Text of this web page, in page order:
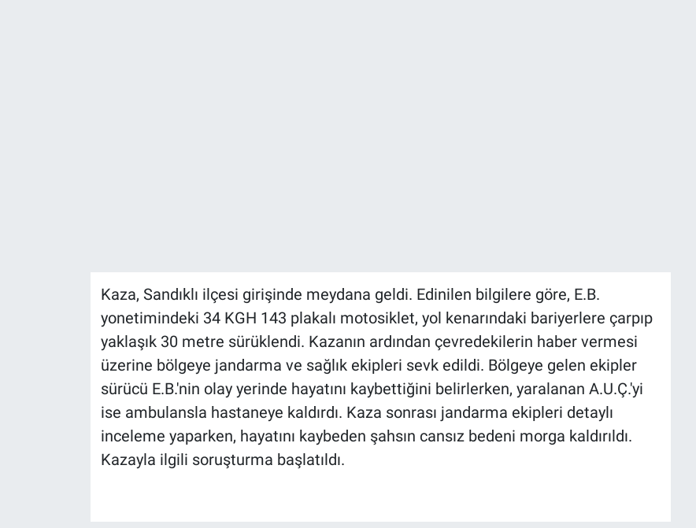
Kaza, Sandıklı ilçesi girişinde meydana geldi. Edinilen bilgilere göre, E.B.
yonetimindeki 34 KGH 143 plakalı motosiklet, yol kenarındaki bariyerlere çarpıp
yaklaşık 30 metre sürüklendi. Kazanın ardından çevredekilerin haber vermesi
üzerine bölgeye jandarma ve sağlık ekipleri sevk edildi. Bölgeye gelen ekipler
sürücü E.B.'nin olay yerinde hayatını kaybettiğini belirlerken, yaralanan A.U.Ç.'yi
ise ambulansla hastaneye kaldırdı. Kaza sonrası jandarma ekipleri detaylı
inceleme yaparken, hayatını kaybeden şahsın cansız bedeni morga kaldırıldı.
Kazayla ilgili soruşturma başlatıldı.